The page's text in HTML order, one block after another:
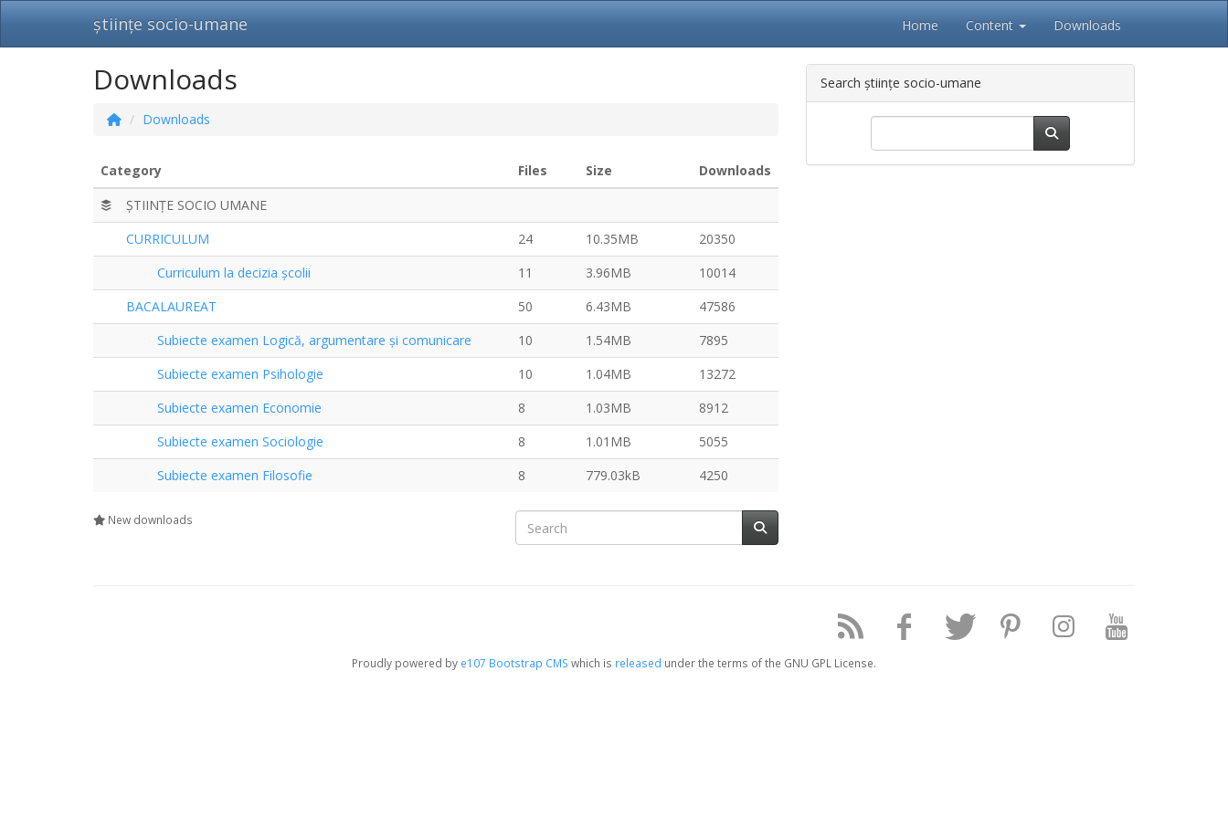
științe socio-umane Home Content Downloads
Downloads
Downloads
Category Files Size
Downloads
ȘTIINȚE SOCIO UMANE
CURRICULUM
24 10.35MB
20350
Curriculum la decizia școlii
11 3.96MB
10014
BACALAUREAT
50 6.43MB
47586
Subiecte examen Logică, argumentare și comunicare
10 1.54MB
7895
Subiecte examen Psihologie
10 1.04MB
13272
Subiecte examen Economie
8 1.03MB
8912
Subiecte examen Sociologie
8 1.01MB
5055
Subiecte examen Filosofie
8 779.03kB 4250
New downloads
Search științe socio-umane
Proudly powered by e107 Bootstrap CMS which is released under the terms of the GNU GPL License.